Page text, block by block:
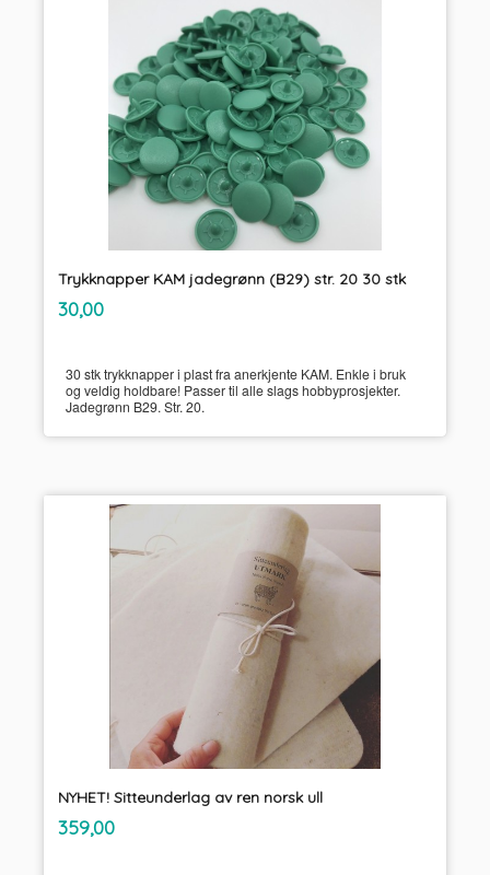
Trykknapper KAM jadegrønn (B29) str. 20 30 stk
Pris
30,00mva.
30 stk trykknapper i plast fra anerkjente KAM. Enkle i bruk
og veldig holdbare! Passer til alle slags hobbyprosjekter.
Jadegrønn B29. Str. 20.
NYHET! Sitteunderlag av ren norsk ull
Pris
359,00mva.